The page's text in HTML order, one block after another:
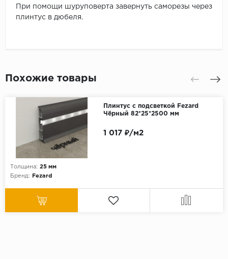
При помощи шуруповерта завернуть саморезы через
плинтус в дюбеля.
Похожие товары
Плинтус с подсветкой Fezard
Чёрный 82*25*2500 мм
Толщина: 25 мм
Бренд:
Fezard
1 017 ₽/м2